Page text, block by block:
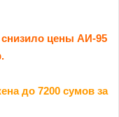
цены АИ-95
до 7200 сумов за